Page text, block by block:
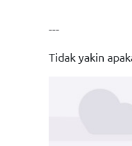
---
Tidak yakin